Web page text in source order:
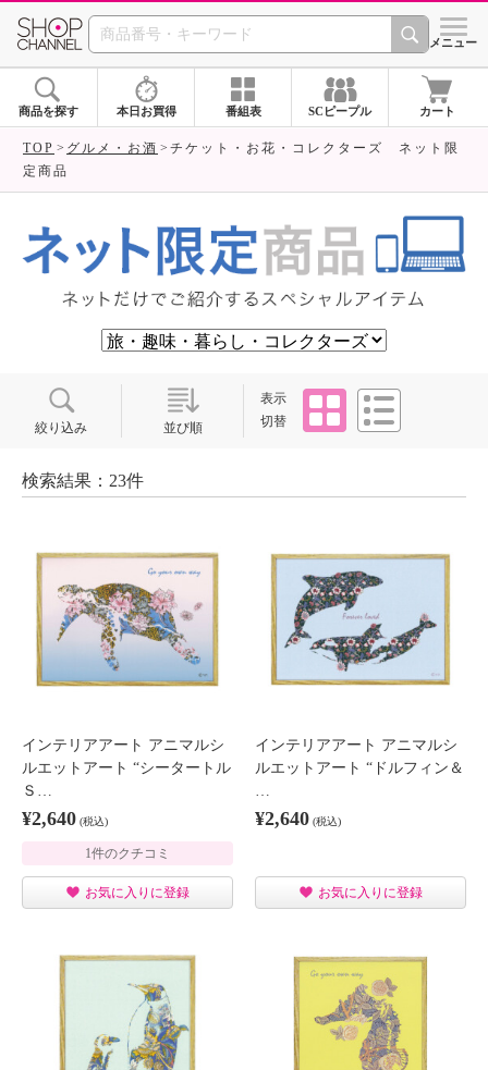
SHOP CHANNEL ショッ
メニュー
商品を探す 本日お買得 番組表 SCピープル カート
TOP グルメ・お酒
チケット・お花・コレクターズ ネット限
定商品
絞り込み 並び順
表示
切替
タイル
検索結果：23件
インテリアアート アニマルシ
ルエットアート “シータートル
Ｓ…
¥2,640 (税込)
1件のクチコミ
お気に入りに登録
インテリアアート アニマルシ
ルエットアート “ドルフィン＆
¥2,640 (税込)
お気に入りに登録